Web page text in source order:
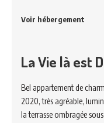
Voir hébergement
La Vie là est
Bel appartement de
2020, très agréable,
la terrasse ombragée